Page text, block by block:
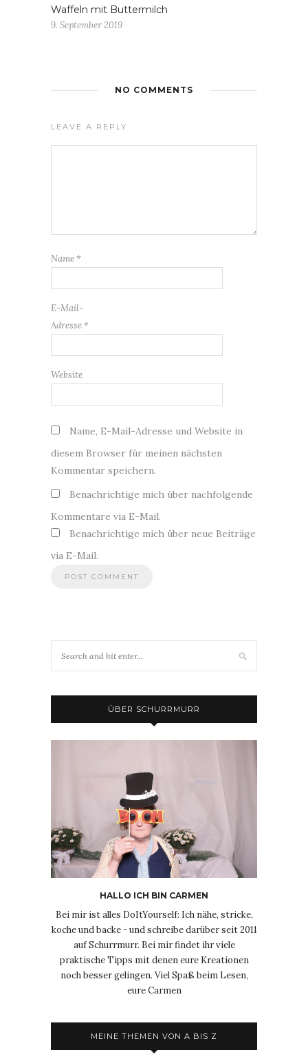
Waffeln mit Buttermilch
9. September 2019
NO COMMENTS
LEAVE A REPLY
Name *
E-Mail-
Adresse *
Website
Name, E-Mail-Adresse und Website in
diesem Browser für meinen nächsten
Kommentar speichern.
Benachrichtige mich über nachfolgende
Kommentare via E-Mail.
Benachrichtige mich über neue Beiträge
via E-Mail.
ÜBER SCHURRMURR
HALLO ICH BIN CARMEN
Bei mir ist alles DoItYourself: Ich nähe, stricke,
koche und backe - und schreibe darüber seit 2011
auf Schurrmurr. Bei mir findet ihr viele
praktische Tipps mit denen eure Kreationen
noch besser gelingen. Viel Spaß beim Lesen,
eure Carmen
MEINE THEMEN VON A BIS Z